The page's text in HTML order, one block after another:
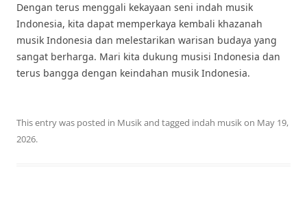
Dengan terus menggali kekayaan seni indah musik
Indonesia, kita dapat memperkaya kembali khazanah
musik Indonesia dan melestarikan warisan budaya yang
sangat berharga. Mari kita dukung musisi Indonesia dan
terus bangga dengan keindahan musik Indonesia.
This entry was posted in Musikand tagged indah musikon May 19,
2026.